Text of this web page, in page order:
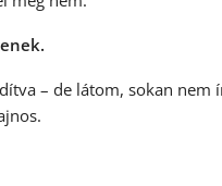
– de látom, sokan nem